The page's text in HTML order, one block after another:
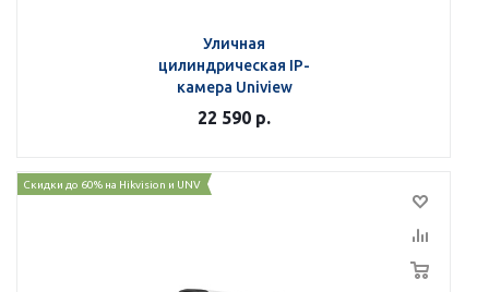
Уличная
цилиндрическая IP-
камера Uniview
IPC2318LE-ADF28KM-WP
22 590 р.
Скидки до 60% на Hikvision и UNV